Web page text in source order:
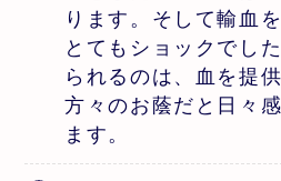
ります。そして輸血
とてもショックでし
られるのは、血を提
方々のお蔭だと日々
ます。